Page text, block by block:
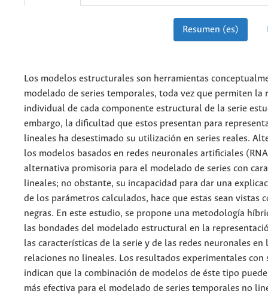
Resumen (es)
Los modelos estructurales son herramientas
modelado de series temporales, toda vez que permiten la
individual de cada componente estructural de la serie
embargo, la dificultad que estos presentan para
lineales ha desestimado su utilización en series reales.
los modelos basados en redes neuronales artificiales
alternativa promisoria para el modelado de series con
lineales; no obstante, su incapacidad para dar una
de los parámetros calculados, hace que estas sean vistas
negras. En este estudio, se propone una metodología
las bondades del modelado estructural en la
las características de la serie y de las redes neuronales en
relaciones no lineales. Los resultados experimentales con
indican que la combinación de modelos de éste tipo
más efectiva para el modelado de series temporales no